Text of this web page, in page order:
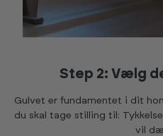
Step 2: Vælg
Gulvet er fundamentet i dit
du skal tage stilling til:
vil